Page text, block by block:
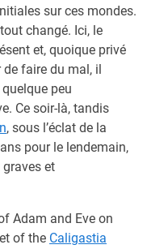
sur ces mondes.
changé. Ici, le
et, quoique privé
faire du mal, il
peu
Ce soir-là, tandis
, sous l’éclat de la
pour le lendemain,
et
Adam and Eve on
of the Caligastia